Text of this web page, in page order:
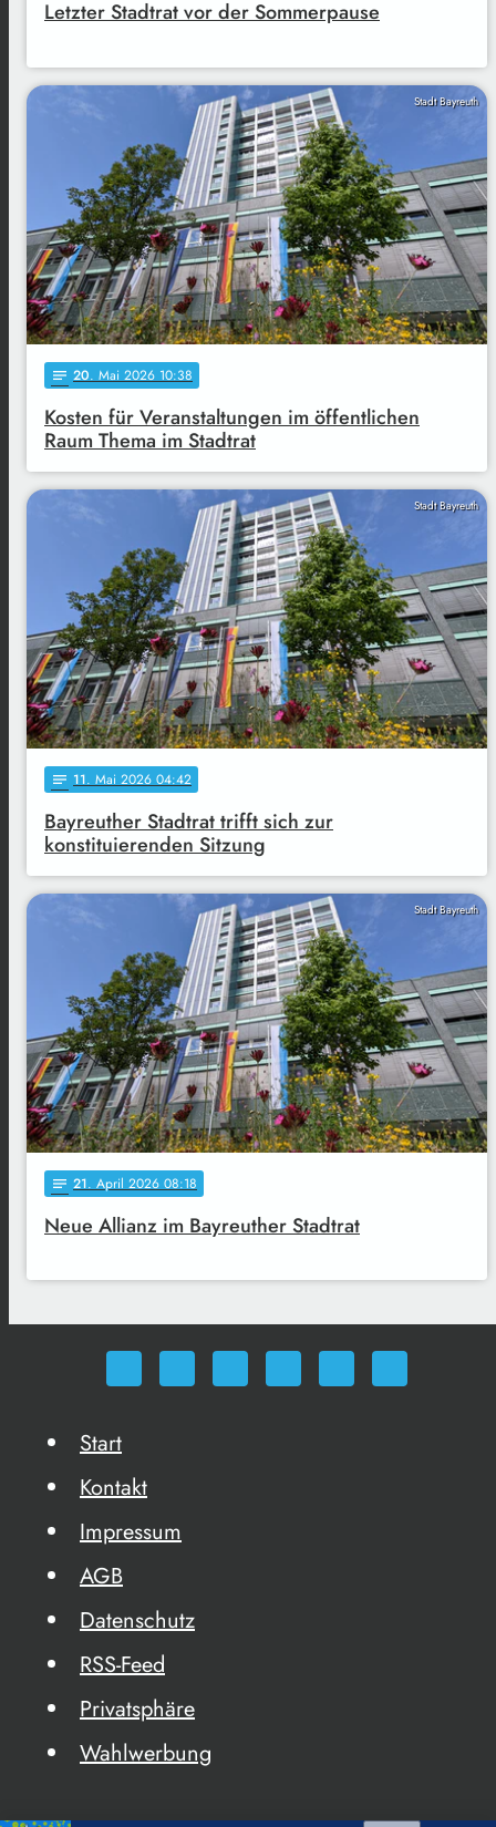
Letzter Stadtrat vor der Sommerpause
Stadt Bayreuth
notes 20. Mai 2026 10:38
Kosten für Veranstaltungen im öffentlichen
Raum Thema im Stadtrat
Stadt Bayreuth
notes 11. Mai 2026 04:42
Bayreuther Stadtrat trifft sich zur
konstituierenden Sitzung
Stadt Bayreuth
notes 21. April 2026 08:18
Neue Allianz im Bayreuther Stadtrat
Start
Kontakt
Impressum
AGB
Datenschutz
RSS-Feed
Privatsphäre
Wahlwerbung